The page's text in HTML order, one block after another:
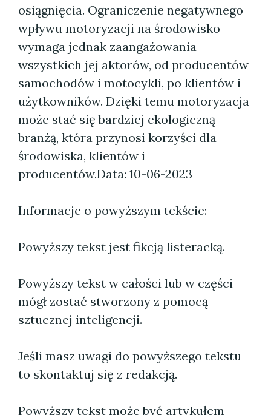
osiągnięcia. Ograniczenie negatywnego
wpływu motoryzacji na środowisko
wymaga jednak zaangażowania
wszystkich jej aktorów, od producentów
samochodów i motocykli, po klientów i
użytkowników. Dzięki temu motoryzacja
może stać się bardziej ekologiczną
branżą, która przynosi korzyści dla
środowiska, klientów i
producentów.Data: 10-06-2023
Informacje o powyższym tekście:
Powyższy tekst jest fikcją listeracką.
Powyższy tekst w całości lub w części
mógł zostać stworzony z pomocą
sztucznej inteligencji.
Jeśli masz uwagi do powyższego tekstu
to skontaktuj się z redakcją.
Powyższy tekst może być artykułem